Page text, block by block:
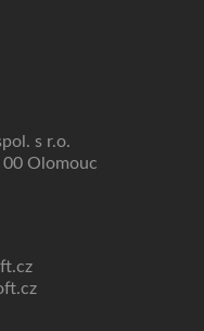
s r.o.
Olomouc